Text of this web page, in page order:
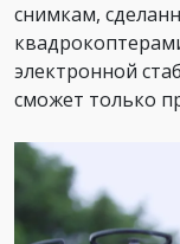
снимкам,
электронной
сможет только